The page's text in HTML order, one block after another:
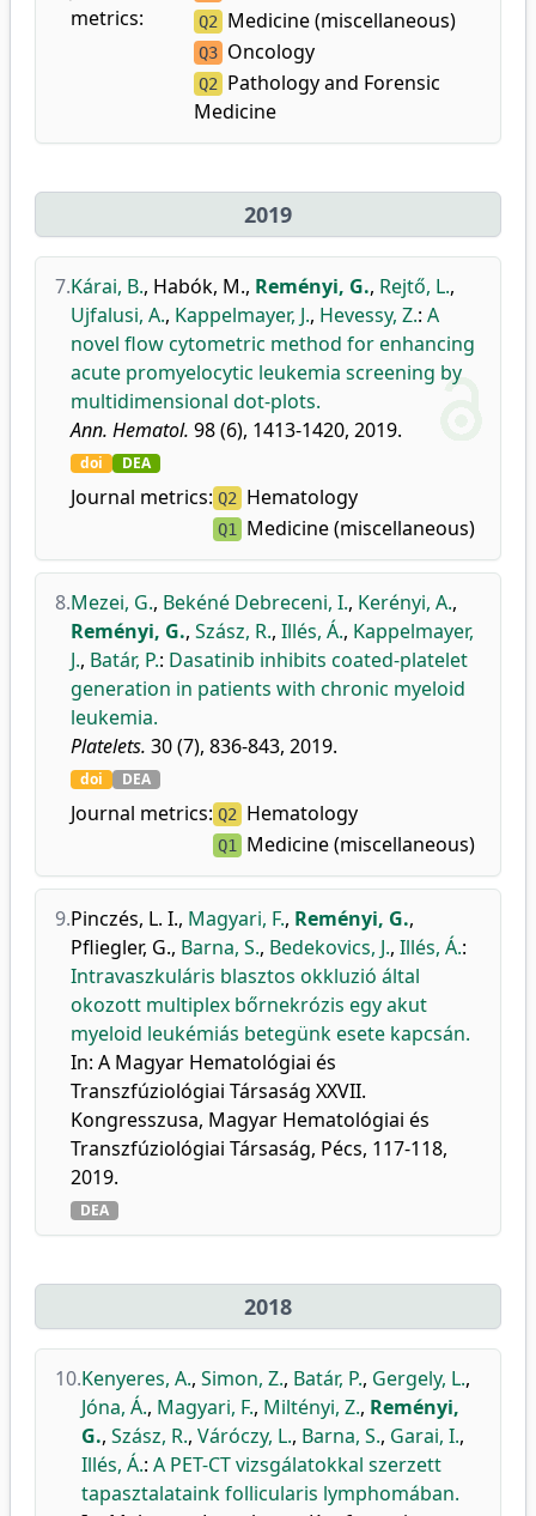
metrics:
Q2 Medicine (miscellaneous)
Q3 Oncology
Q2 Pathology and Forensic
Medicine
2019
7.Kárai, B., Habók, M., Reményi, G., Rejtő, L.,
Ujfalusi, A., Kappelmayer, J., Hevessy, Z.: A
novel flow cytometric method for enhancing
acute promyelocytic leukemia screening by
multidimensional dot-plots.
Ann. Hematol. 98 (6), 1413-1420, 2019.
doi DEA
Journal metrics: Q2 Hematology
Q1 Medicine (miscellaneous)
8.Mezei, G., Bekéné Debreceni, I., Kerényi, A.,
Reményi, G., Szász, R., Illés, Á., Kappelmayer,
J., Batár, P.: Dasatinib inhibits coated-platelet
generation in patients with chronic myeloid
leukemia.
Platelets. 30 (7), 836-843, 2019.
doi DEA
Journal metrics: Q2 Hematology
Q1 Medicine (miscellaneous)
9.Pinczés, L. I., Magyari, F., Reményi, G.,
Pfliegler, G., Barna, S., Bedekovics, J., Illés, Á.:
Intravaszkuláris blasztos okkluzió által
okozott multiplex bőrnekrózis egy akut
myeloid leukémiás betegünk esete kapcsán.
In: A Magyar Hematológiai és
Transzfúziológiai Társaság XXVII.
Kongresszusa, Magyar Hematológiai és
Transzfúziológiai Társaság, Pécs, 117-118,
2019.
DEA
2018
10.Kenyeres, A., Simon, Z., Batár, P., Gergely, L.,
Jóna, Á., Magyari, F., Miltényi, Z., Reményi,
G., Szász, R., Váróczy, L., Barna, S., Garai, I.,
Illés, Á.: A PET-CT vizsgálatokkal szerzett
tapasztalataink follicularis lymphomában.